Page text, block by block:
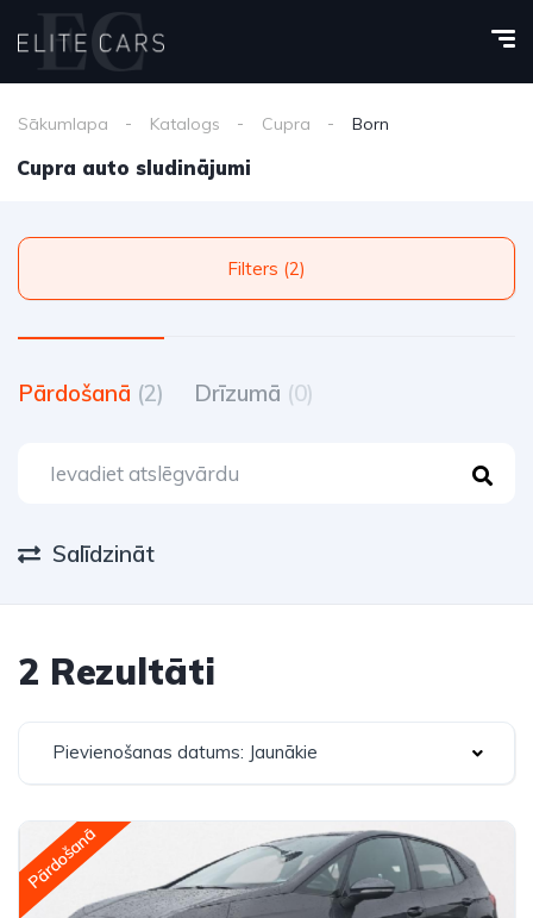
Sākumlapa Katalogs Cupra Born
Cupra auto sludinājumi
Filters (2)
Pārdošanā (2) Drīzumā (0)
Salīdzināt
2 Rezultāti
Pievienošanas datums: Jaunākie
Pārdošanā